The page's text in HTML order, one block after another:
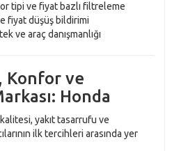
tipi ve fiyat bazlı filtreleme
fiyat düşüş bildirimi
ve araç danışmanlığı
Konfor ve
Honda
yakıt tasarrufu ve
ilk tercihleri arasında yer